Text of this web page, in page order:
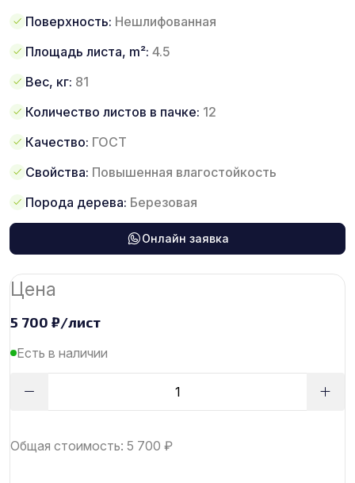
Поверхность: Нешлифованная
Площадь листа, m²: 4.5
Вес, кг: 81
Количество листов в пачке: 12
Качество: ГОСТ
Свойства: Повышенная влагостойкость
Порода дерева: Березовая
Онлайн заявка
Цена
5 700 ₽/лист
Есть в наличии
Общая стоимость: 5 700 ₽